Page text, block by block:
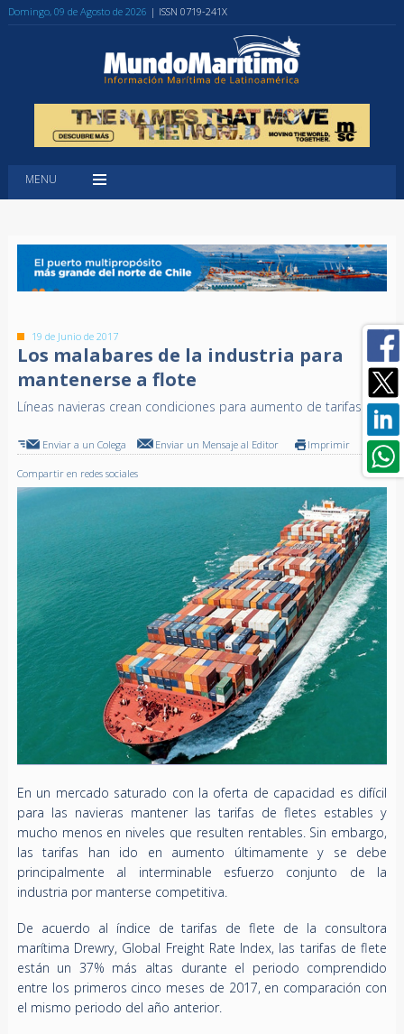
Domingo, 09 de Agosto de 2026 | ISSN 0719-241X
MENU
19 de Junio de 2017
Los malabares de la industria para
mantenerse a flote
Líneas navieras crean condiciones para aumento de tarifas
Enviar a un Colega Enviar un Mensaje al Editor Imprimir
Compartir en redes sociales
En un mercado saturado con la oferta de capacidad es difícil
para las navieras mantener las tarifas de fletes estables y
mucho menos en niveles que resulten rentables. Sin embargo,
las tarifas han ido en aumento últimamente y se debe
principalmente al interminable esfuerzo conjunto de la
industria por manterse competitiva.
De acuerdo al índice de tarifas de flete de la consultora
marítima Drewry, Global Freight Rate Index, las tarifas de flete
están un 37% más altas durante el periodo comprendido
entre los primeros cinco meses de 2017, en comparación con
el mismo periodo del año anterior.